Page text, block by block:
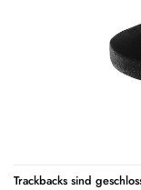
Trackbacks sind